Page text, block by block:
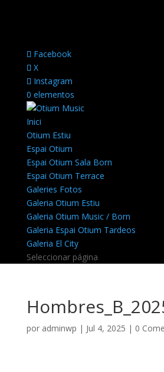
Facebook
X
Instagram
0 elementos
Inici
Otium Estiu
Espai Otium
Espai Otium Sala Born
Espai Otium Terrace
Galeries Fotos
Galeria Otium Estiu
Galeria Otium Music / Born
Galeria Espai Otium Tardeos
Galeria El City
Seleccionar página
por adminwp | Jul 4, 2025 | 0